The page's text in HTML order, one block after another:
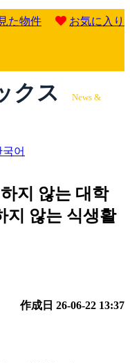
た物件 お気に入り
국어
クス News &
지 않는 대학
지 않는 식생활
作成日 26-06-22 13:37